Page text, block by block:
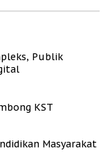
Publik
KST
Masyarakat